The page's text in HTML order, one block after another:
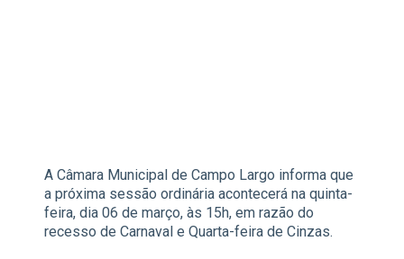
A Câmara Municipal de Campo Largo informa que
a próxima sessão ordinária acontecerá na quinta-
feira, dia 06 de março, às 15h, em razão do
recesso de Carnaval e Quarta-feira de Cinzas.